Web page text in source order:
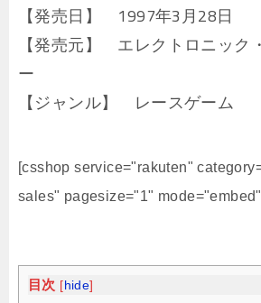
【発売日】 1997年3月28日
【発売元】 エレクトロニック
ー
【ジャンル】 レースゲーム
[csshop service="rakuten"
sales" pagesize="1"
目次 [ hide]